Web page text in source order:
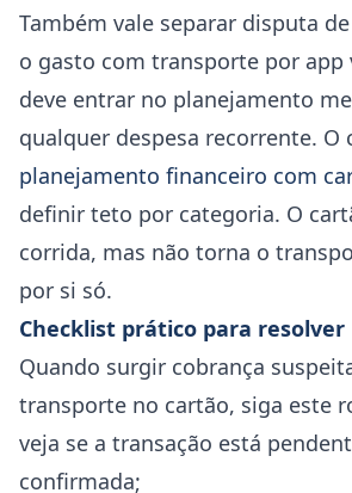
Também vale separar disputa
o gasto com transporte por
deve entrar no planejamento
qualquer despesa recorrente. O
planejamento financeiro com
definir teto por categoria. O
corrida, mas não torna o
por si só.
Checklist prático para resolver
Quando surgir cobrança
transporte no cartão, siga este
veja se a transação está
confirmada;